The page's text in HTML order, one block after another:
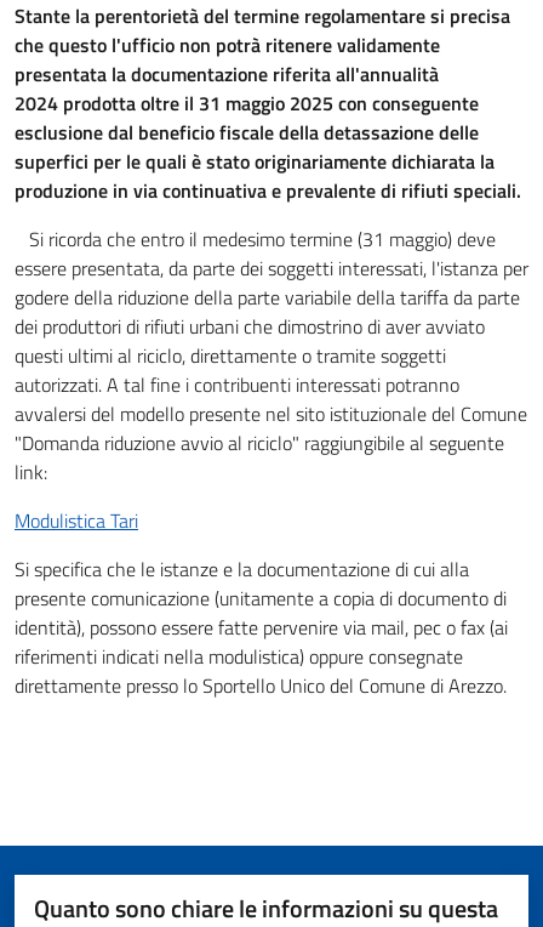
Stante la perentorietà del termine regolamentare si precisa
che questo l'ufficio non potrà ritenere validamente
presentata la documentazione riferita all'annualità
2024 prodotta oltre il 31 maggio 2025 con conseguente
esclusione dal beneficio fiscale della detassazione delle
superfici per le quali è stato originariamente dichiarata la
produzione in via continuativa e prevalente di rifiuti speciali.
Si ricorda che entro il medesimo termine (31 maggio) deve
essere presentata, da parte dei soggetti interessati, l'istanza per
godere della riduzione della parte variabile della tariffa da parte
dei produttori di rifiuti urbani che dimostrino di aver avviato
questi ultimi al riciclo, direttamente o tramite soggetti
autorizzati. A tal fine i contribuenti interessati potranno
avvalersi del modello presente nel sito istituzionale del Comune
"Domanda riduzione avvio al riciclo" raggiungibile al seguente
link:
Modulistica Tari
Si specifica che le istanze e la documentazione di cui alla
presente comunicazione (unitamente a copia di documento di
identità), possono essere fatte pervenire via mail, pec o fax (ai
riferimenti indicati nella modulistica) oppure consegnate
direttamente presso lo Sportello Unico del Comune di Arezzo.
Quanto sono chiare le informazioni su questa